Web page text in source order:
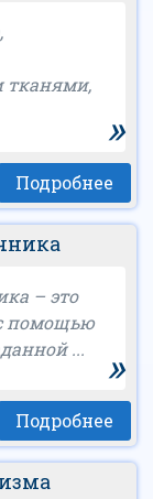
тканями,
»
Подробнее
– это
помощью
...
»
Подробнее